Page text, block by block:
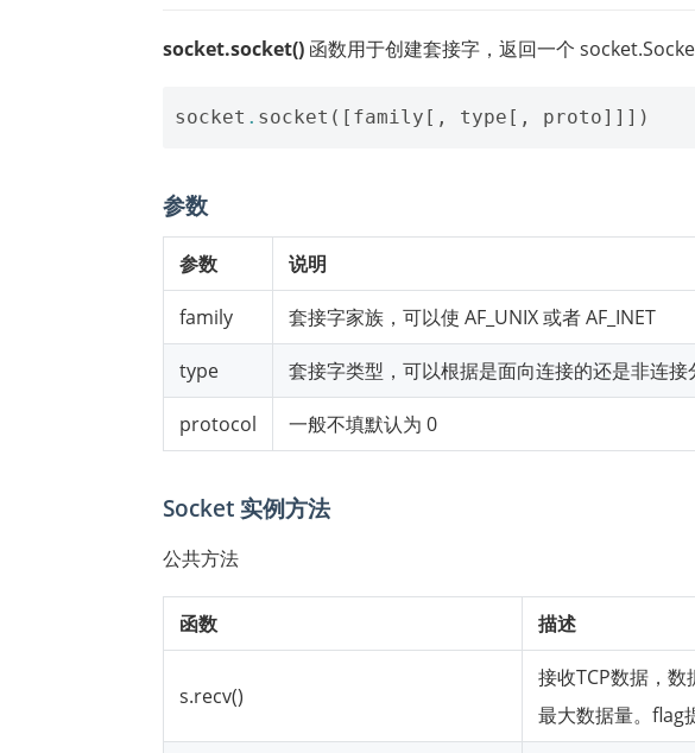
socket.socket() 函数用于创建套接字，返回一个
socket . socket ([ family [, type [, proto]]])
参数
参数 说明
family 套接字家族，可以使 AF_UNIX 或者 AF_INET
type 套接字类型，可以根据是面向连接的还是非连接
protocol 一般不填默认为 0
Socket 实例方法
公共方法
函数 描述
s.recv()
接收TCP数据，
最大数据量。flag